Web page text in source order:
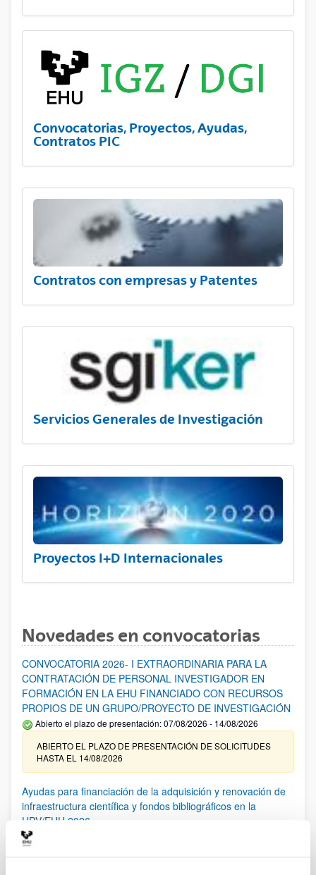
Convocatorias, Proyectos, Ayudas,
Contratos PIC
Contratos con empresas y Patentes
Servicios Generales de Investigación
Proyectos I+D Internacionales
Novedades en convocatorias
CONVOCATORIA 2026- I EXTRAORDINARIA PARA LA
CONTRATACIÓN DE PERSONAL INVESTIGADOR EN
FORMACIÓN EN LA EHU FINANCIADO CON RECURSOS
PROPIOS DE UN GRUPO/PROYECTO DE INVESTIGACIÓN
Abierto el plazo de presentación: 07/08/2026 - 14/08/2026
ABIERTO EL PLAZO DE PRESENTACIÓN DE SOLICITUDES
HASTA EL 14/08/2026
Ayudas para financiación de la adquisición y renovación de
infraestructura científica y fondos bibliográficos en la
UPV/EHU 2026
25/03/2026: Corrección de errores del listado provisional de